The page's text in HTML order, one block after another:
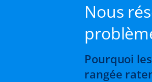
Nous
Pourquoi
rangée